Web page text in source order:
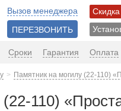
Вызов менеджера
ПЕРЕЗВОНИТЬ
Сроки Гарантия Оплата
Памятник на могилу (22-110)
110)